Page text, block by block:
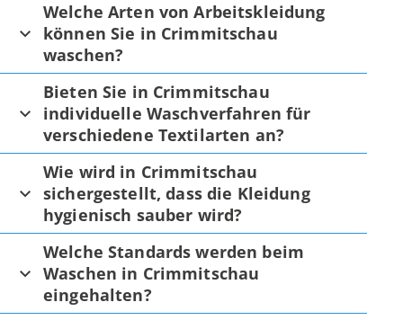
Welche Arten von Arbeitskleidung
können Sie in Crimmitschau
waschen?
Bieten Sie in Crimmitschau
individuelle Waschverfahren für
verschiedene Textilarten an?
Wie wird in Crimmitschau
sichergestellt, dass die Kleidung
hygienisch sauber wird?
Welche Standards werden beim
Waschen in Crimmitschau
eingehalten?